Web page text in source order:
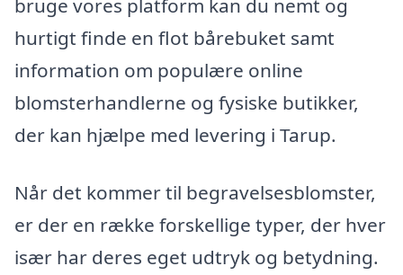
bruge vores platform kan du nemt og
hurtigt finde en flot bårebuket samt
information om populære online
blomsterhandlerne og fysiske butikker,
der kan hjælpe med levering i Tarup.
Når det kommer til begravelsesblomster,
er der en række forskellige typer, der hver
især har deres eget udtryk og betydning.